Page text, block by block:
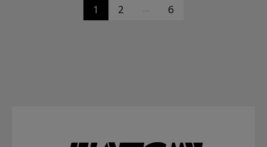
1 2 … 6